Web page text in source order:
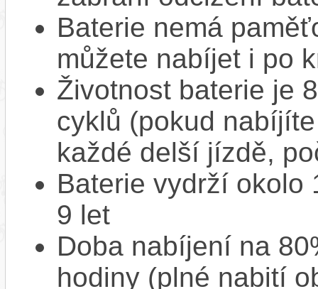
Baterie nemá
můžete nabíjet i po
Životnost baterie je
cyklů (pokud
každé delší jízdě,
Baterie vydrží okolo
9 let
Doba nabíjení na
hodiny (plné nabití